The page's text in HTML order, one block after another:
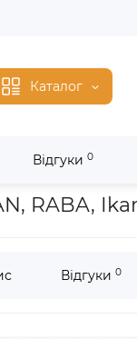
Каталог
Відгуки 0
/D 2356 Гільза
RABA,
Відгуки 0